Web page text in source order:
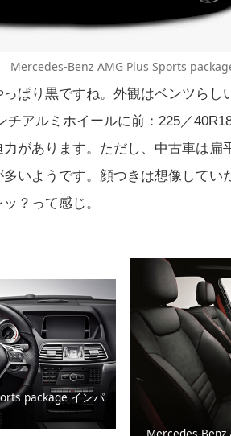
Mercedes-Benz AMG Plus Sports
ぱり黒ですね。外観はベンツらし
チアルミホイールに前：225／
があります。ただし、中古車は扁
いようです。顔つきは想像してい
？って感じ。
package インパ